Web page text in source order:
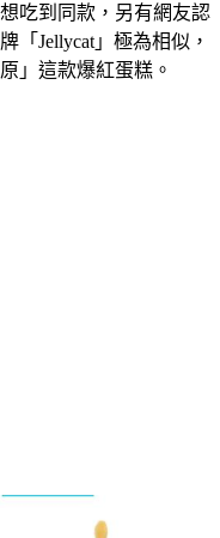
吃到同款，另有網友認
「Jellycat」極為相似，
」這款爆紅蛋糕。